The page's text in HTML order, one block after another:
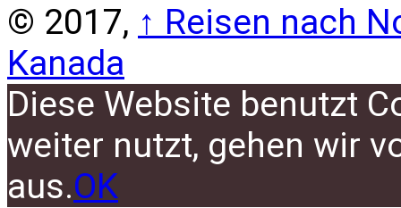
© 2017, ↑ Reisen nach
Kanada
Diese Website benutzt
weiter nutzt, gehen wir
aus.OK